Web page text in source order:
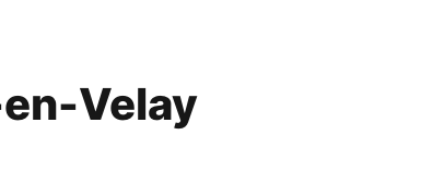
Velay